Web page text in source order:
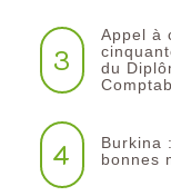
3
Appel à
du
4
Burkina
bonnes